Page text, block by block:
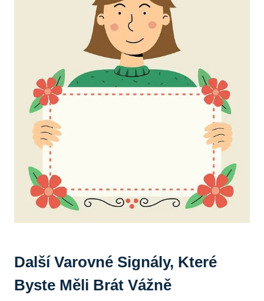
Další Varovné Signály,⁣ Které
Byste Měli Brát Vážně